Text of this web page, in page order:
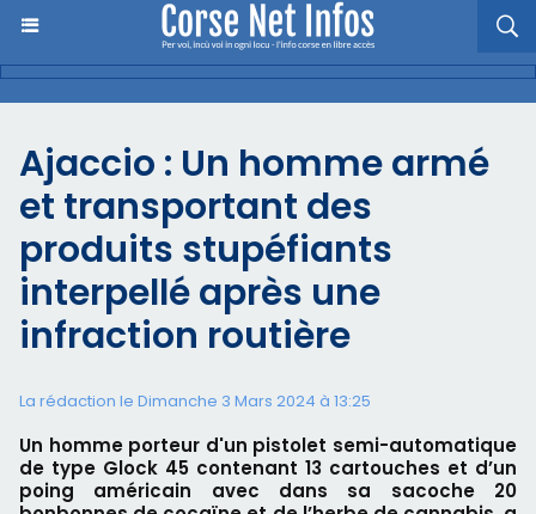
Ajaccio : Un homme armé
et transportant des
produits stupéfiants
interpellé après une
infraction routière
La rédaction le Dimanche 3 Mars 2024 à 13:25
Un homme porteur d'un pistolet semi-automatique
de type Glock 45 contenant 13 cartouches et d’un
poing américain avec dans sa sacoche 20